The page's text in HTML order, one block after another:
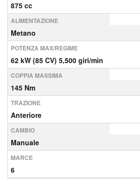
875 cc
ALIMENTAZIONE
Metano
POTENZA MAX/REGIME
62 kW (85 CV) 5,500 giri/min
COPPIA MASSIMA
145 Nm
TRAZIONE
Anteriore
CAMBIO
Manuale
MARCE
6